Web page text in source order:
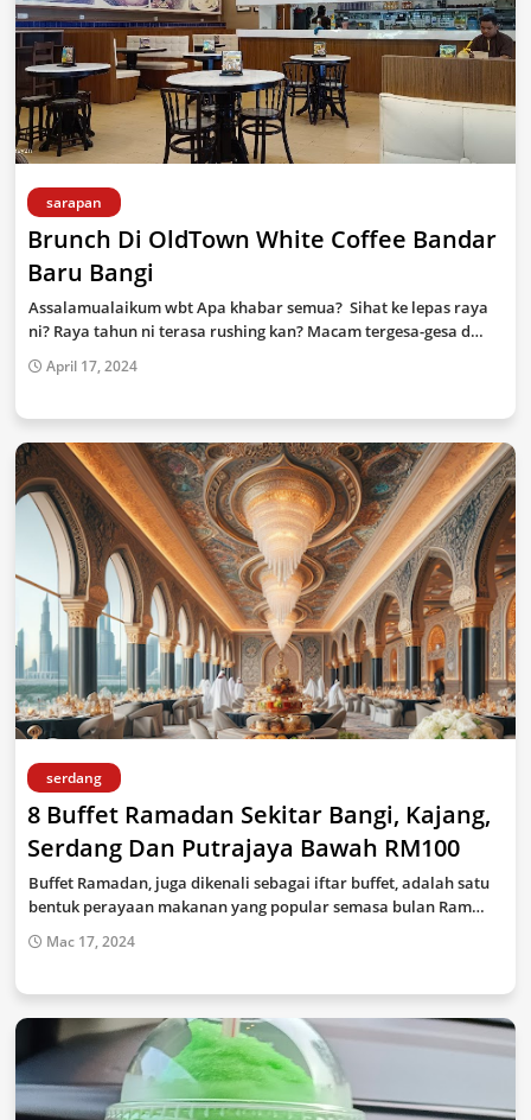
sarapan
Brunch Di OldTown White Coffee Bandar
Baru Bangi
Assalamualaikum wbt Apa khabar semua? Sihat ke lepas raya
ni? Raya tahun ni terasa rushing kan? Macam tergesa-gesa d…
April 17, 2024
serdang
8 Buffet Ramadan Sekitar Bangi, Kajang,
Serdang Dan Putrajaya Bawah RM100
Buffet Ramadan, juga dikenali sebagai iftar buffet, adalah satu
bentuk perayaan makanan yang popular semasa bulan Ram…
Mac 17, 2024